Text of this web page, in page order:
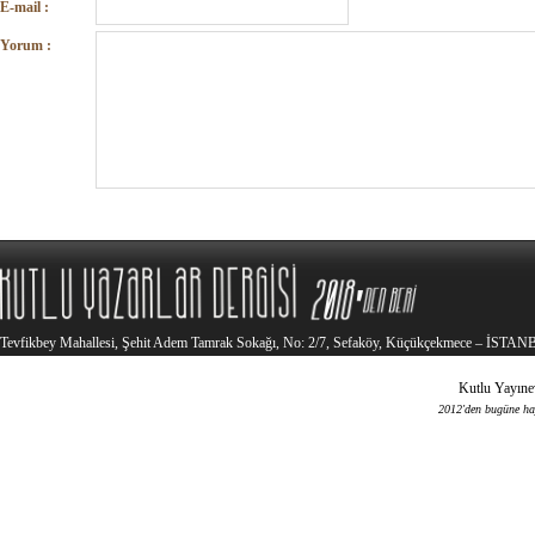
E-mail :
Yorum :
Tevfikbey Mahallesi, Şehit Adem Tamrak Sokağı, No: 2/7, Sefaköy, Küçükçekmece –
Kutlu
2012'den bugüne